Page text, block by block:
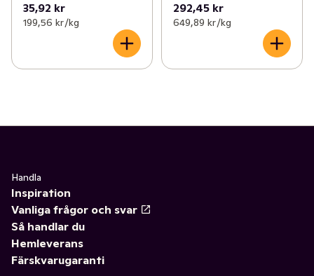
35,92 kr
199,56 kr /kg
292,45 kr
649,89 kr /kg
Handla
Inspiration
Vanliga frågor och svar
Så handlar du
Hemleverans
Färskvarugaranti